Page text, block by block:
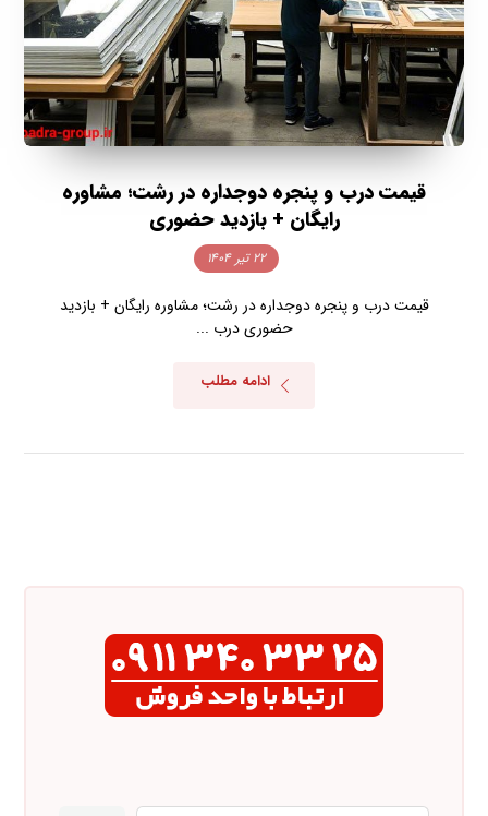
قیمت درب و پنجره دوجداره در رشت؛ مشاوره
رایگان + بازدید حضوری
۲۲ تیر ۱۴۰۴
قیمت درب و پنجره دوجداره در رشت؛ مشاوره رایگان + بازدید
حضوری درب ...
ادامه مطلب